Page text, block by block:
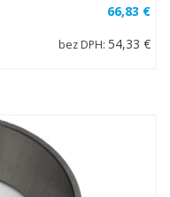
66,83 €
bez DPH: 54,33 €